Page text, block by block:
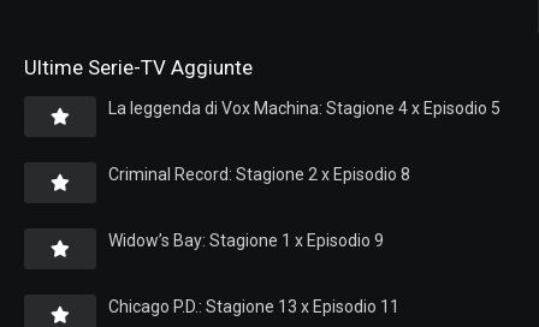
Ultime Serie-TV Aggiunte
La leggenda di Vox Machina: Stagione 4 x Episodio 5
Criminal Record: Stagione 2 x Episodio 8
Widow’s Bay: Stagione 1 x Episodio 9
Chicago P.D.: Stagione 13 x Episodio 11